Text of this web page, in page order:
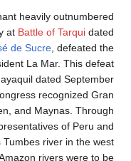
a triumphant heavily
army atBattle of
Antonio José de Sucre,
by President La Mar.
of Guayaquil dated
and its Congress
Jaen, and Maynas.
representatives of
set as Tumbes river in
and Amazon rivers